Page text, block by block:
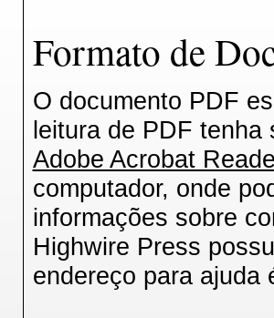
Formato de
O documento PDF
leitura de PDF tenha
Adobe Acrobat
computador, onde
informações sobre
Highwire Press
endereço para ajuda